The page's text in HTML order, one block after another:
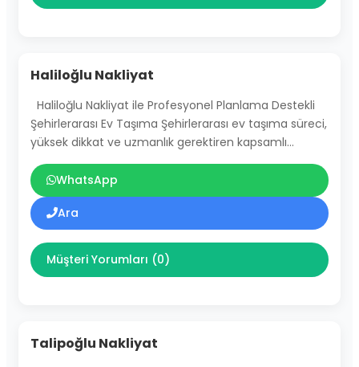
Haliloğlu Nakliyat
Haliloğlu Nakliyat ile Profesyonel Planlama Destekli
Şehirlerarası Ev Taşıma Şehirlerarası ev taşıma süreci,
yüksek dikkat ve uzmanlık gerektiren kapsamlı…
WhatsApp
Ara
Müşteri Yorumları (0)
Talipoğlu Nakliyat